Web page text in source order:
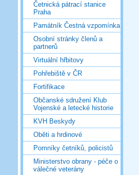
Četnická pátrací stanice
Praha
Památník Čestná vzpomínka
Osobní stránky členů a
partnerů
Virtuální hřbitovy
Pohřebiště v ČR
Fortifikace
Občanské sdružení Klub
Vojenské a letecké historie
KVH Beskydy
Oběti a hrdinové
Pomníky četníků, policistů
Ministerstvo obrany - péče o
válečné veterány